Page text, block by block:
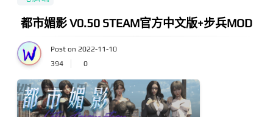
都市媚影 V0.50 STEAM官方中文版+步兵MOD
Post on 2022-11-10
394
0